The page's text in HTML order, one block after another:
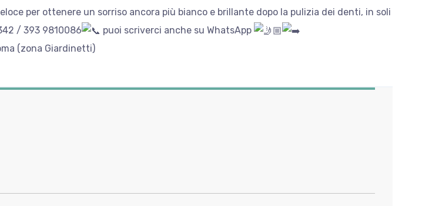
per ottenere un sorriso ancora più bianco e brillante dopo la pulizia dei denti, in soli
/ 393 9810086
puoi scriverci anche su WhatsApp
(zona Giardinetti)